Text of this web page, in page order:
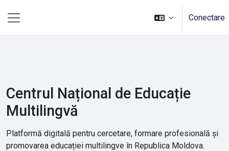
Conectare
Centrul Național de Educație
Multilingvă
Platformă digitală pentru cercetare, formare profesională și
promovarea educației multilingve în Republica Moldova.